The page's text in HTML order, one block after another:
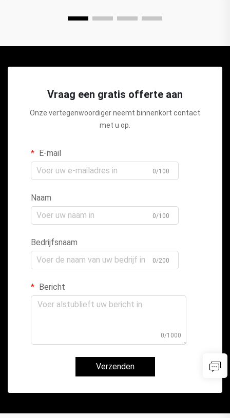
Vraag een gratis offerte aan
Onze vertegenwoordiger neemt binnenkort contact
met u op.
E-mail
0/100
Naam
0/100
Bedrijfsnaam
0/200
Bericht
0/1000
Verzenden